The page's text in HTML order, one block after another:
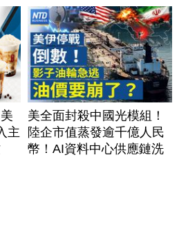
主
美全面封殺中國光模組！
陸企市值蒸發逾千億人民
幣！AI資料中心供應鏈洗